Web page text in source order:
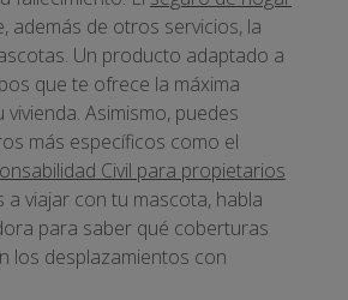
además de otros servicios, la
Un producto adaptado a
que te ofrece la máxima
Asimismo, puedes
más específicos como el
Civil para propietarios
a viajar con tu mascota, habla
para saber qué coberturas
los desplazamientos con